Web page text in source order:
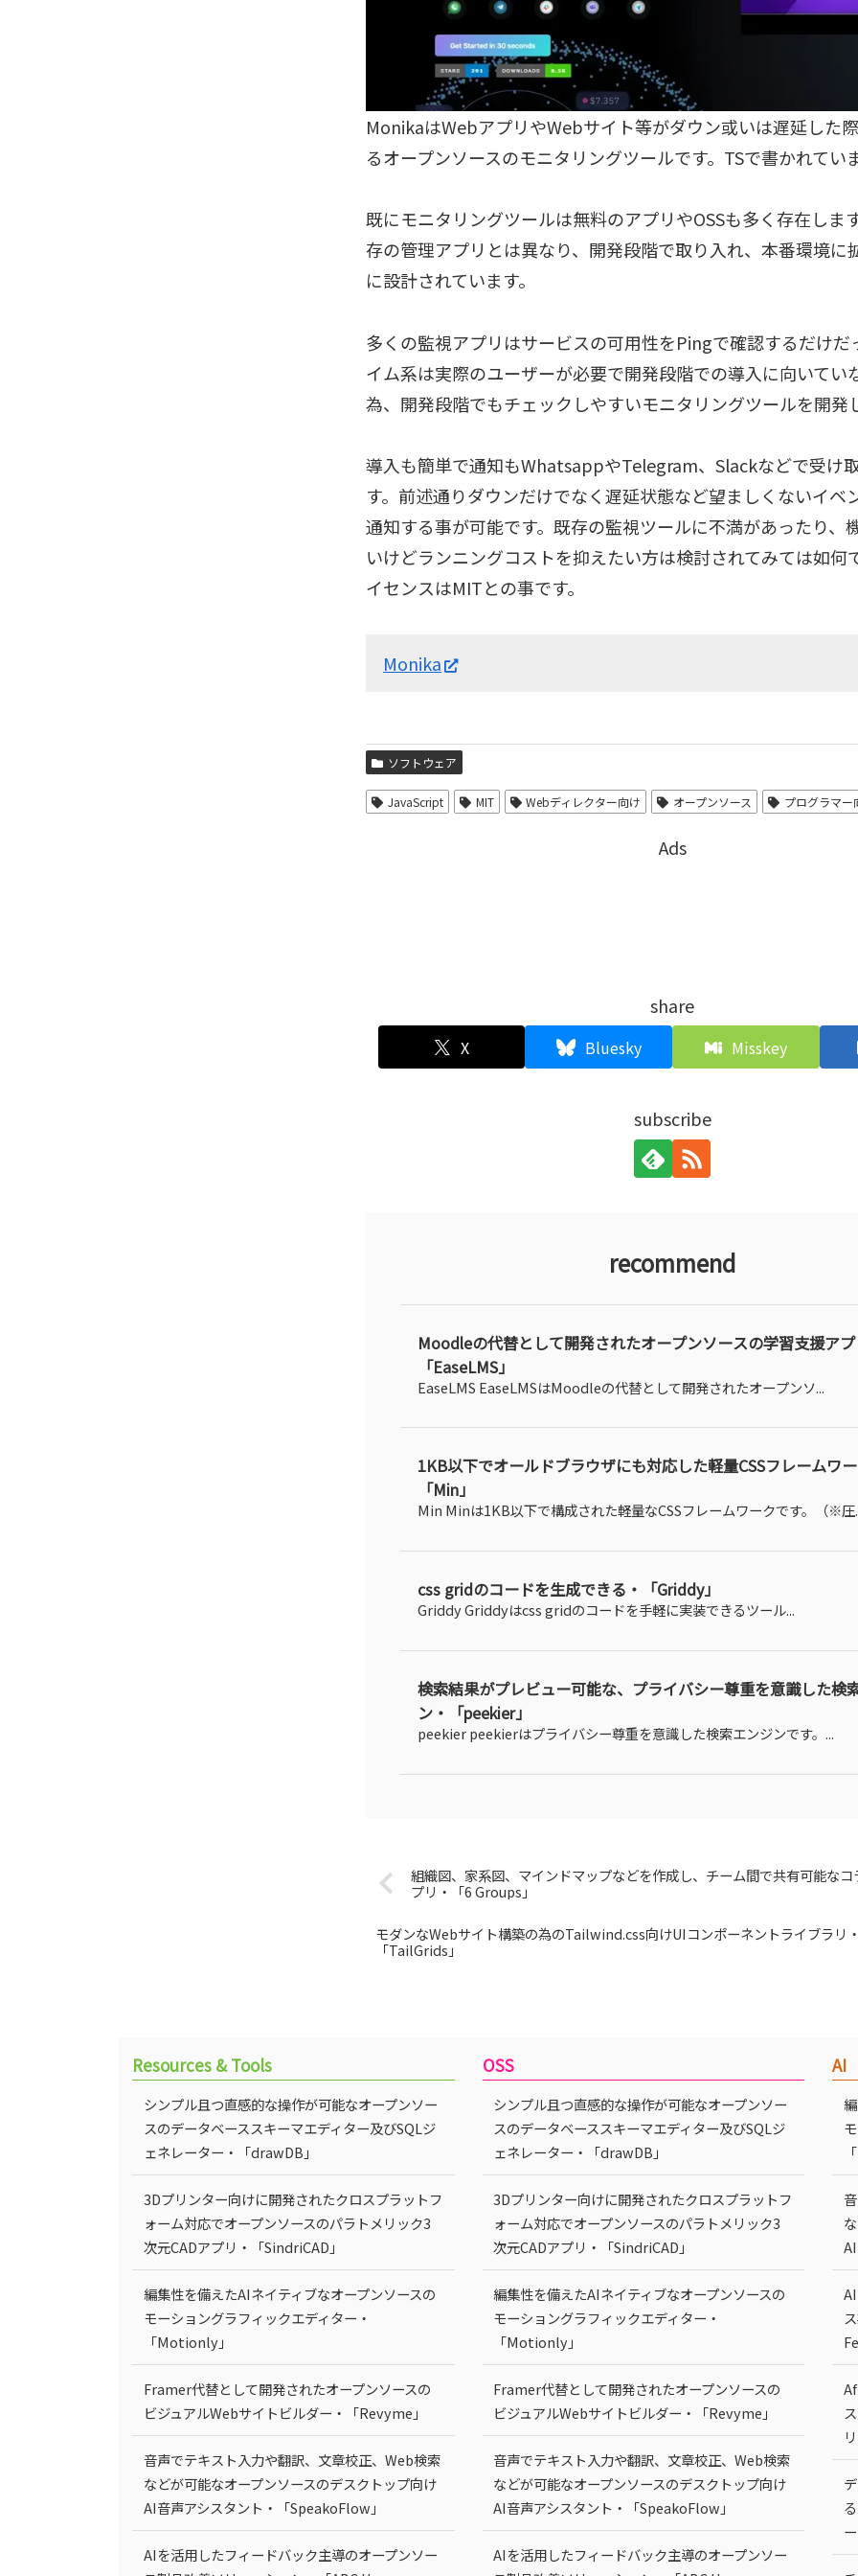
MonikaはWebアプリやWebサイト等がダウン或いは遅延した
るオープンソースのモニタリングツールです。TSで書かれてい
既にモニタリングツールは無料のアプリやOSSも多く存在しま
存の管理アプリとは異なり、開発段階で取り入れ、本番環境に
に設計されています。
多くの監視アプリはサービスの可用性をPingで確認するだけだ
イム系は実際のユーザーが必要で開発段階での導入に向いてい
為、開発段階でもチェックしやすいモニタリングツールを開発
導入も簡単で通知もWhatsappやTelegram、Slackなどで受け
す。前述通りダウンだけでなく遅延状態など望ましくないイベ
通知する事が可能です。既存の監視ツールに不満があったり、
いけどランニングコストを抑えたい方は検討されてみては如何
イセンスはMITとの事です。
Monika
ソフトウェア
JavaScript MIT Webディレクター向け オープンソース プログラマー
Ads
share
X Bluesky Misskey
subscribe
recommend
Moodleの代替として開発されたオープンソースの学習支援ア
「EaseLMS」
EaseLMS EaseLMSはMoodleの代替として開発されたオープンソ...
1KB以下でオールドブラウザにも対応した軽量CSSフレームワ
「Min」
Min Minは1KB以下で構成された軽量なCSSフレームワークです。（※圧
css gridのコードを生成できる・「Griddy」
Griddy Griddyはcss gridのコードを手軽に実装できるツール...
検索結果がプレビュー可能な、プライバシー尊重を意識した検
ン・「peekier」
peekier peekierはプライバシー尊重を意識した検索エンジンです。...
組織図、家系図、マインドマップなどを作成し、チーム間で共有可能な
プリ・「6 Groups」
モダンなWebサイト構築の為のTailwind.css向けUIコンポーネントライブラリ
「TailGrids」
Resources & Tools
シンプル且つ直感的な操作が可能なオープンソー
スのデータベーススキーマエディター及びSQLジ
ェネレーター・「drawDB」
3Dプリンター向けに開発されたクロスプラットフ
ォーム対応でオープンソースのパラトメリック3
次元CADアプリ・「SindriCAD」
編集性を備えたAIネイティブなオープンソースの
モーショングラフィックエディター・
「Motionly」
Framer代替として開発されたオープンソースの
ビジュアルWebサイトビルダー・「Revyme」
音声でテキスト入力や翻訳、文章校正、Web検索
などが可能なオープンソースのデスクトップ向け
AI音声アシスタント・「SpeakoFlow」
AIを活用したフィードバック主導のオープンソー
OSS
シンプル且つ直感的な操作が可能なオープンソー
スのデータベーススキーマエディター及びSQLジ
ェネレーター・「drawDB」
3Dプリンター向けに開発されたクロスプラットフ
ォーム対応でオープンソースのパラトメリック3
次元CADアプリ・「SindriCAD」
編集性を備えたAIネイティブなオープンソースの
モーショングラフィックエディター・
「Motionly」
Framer代替として開発されたオープンソースの
ビジュアルWebサイトビルダー・「Revyme」
音声でテキスト入力や翻訳、文章校正、Web検索
などが可能なオープンソースのデスクトップ向け
AI音声アシスタント・「SpeakoFlow」
AIを活用したフィードバック主導のオープンソー
AI